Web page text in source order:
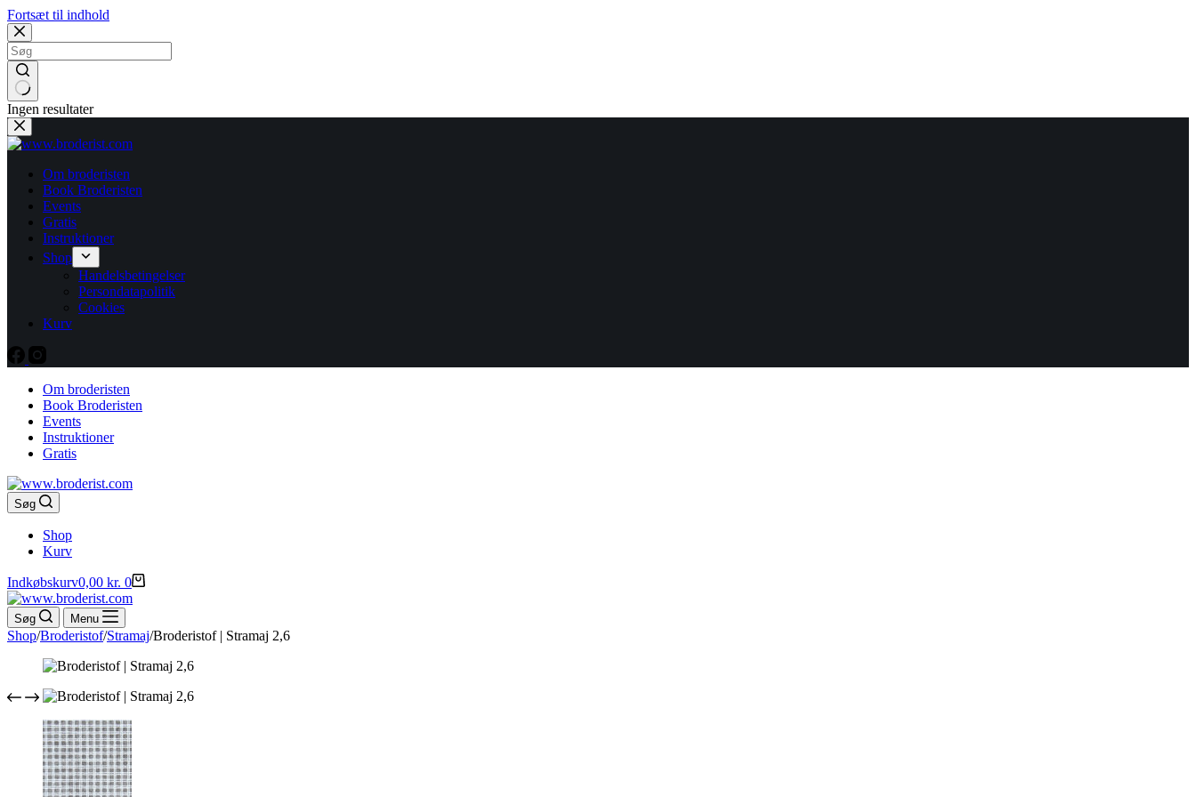
Fortsæt til indhold
Ingen resultater
Om broderisten
Book Broderisten
Events
Gratis
Instruktioner
Shop
Handelsbetingelser
Persondatapolitik
Cookies
Kurv
Om broderisten
Book Broderisten
Events
Instruktioner
Gratis
Søg
Shop
Kurv
Indkøbskurv0,00 kr. 0
Søg Menu
Shop/Broderistof/Stramaj/Broderistof | Stramaj 2,6